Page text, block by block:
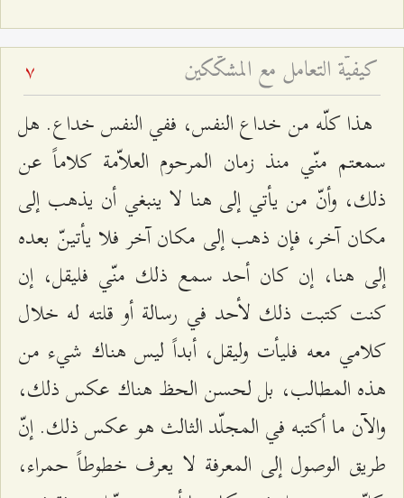
كيفيّة التعامل مع المشكّكين 7
هذا كلّه من خداع النفس، ففي النفس خداع. هل
سمعتم منّي منذ زمان المرحوم العلاّمة كلاماً عن
ذلك، وأنّ من يأتي إلى هنا لا ينبغي أن يذهب إلى
مكان آخر، فإن ذهب إلى مكان آخر فلا يأتينّ بعده
إلى هنا، إن كان أحد سمع ذلك منّي فليقل، إن
كنت كتبت ذلك لأحد في رسالة أو قلته له خلال
كلامي معه فليأت وليقل، أبداً ليس هناك شيء من
هذه المطالب، بل لحسن الحظ هناك عكس ذلك،
والآن ما أكتبه في المجلّد الثالث هو عكس ذلك. إنّ
طريق الوصول إلى المعرفة لا يعرف خطوطاً حمراء،